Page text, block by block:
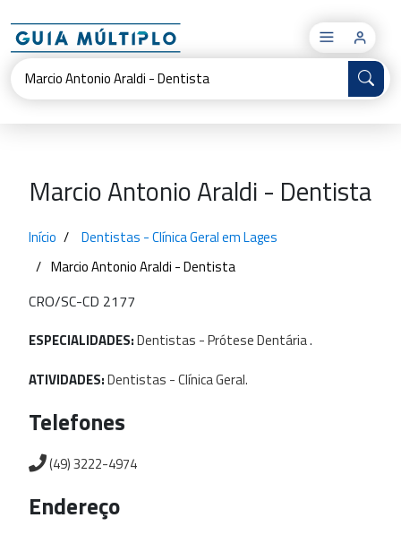
×
Marcio Antonio Araldi - Dentista
Início
Dentistas - Clínica Geral em Lages
Marcio Antonio Araldi - Dentista
CRO/SC-CD 2177
ESPECIALIDADES:Dentistas -PróteseDentária.
ATIVIDADES:Dentistas -ClínicaGeral.
Telefones
(49) 3222-4974
Endereço